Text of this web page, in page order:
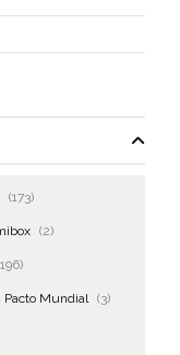
(173)
(2)
Pacto Mundial (3)